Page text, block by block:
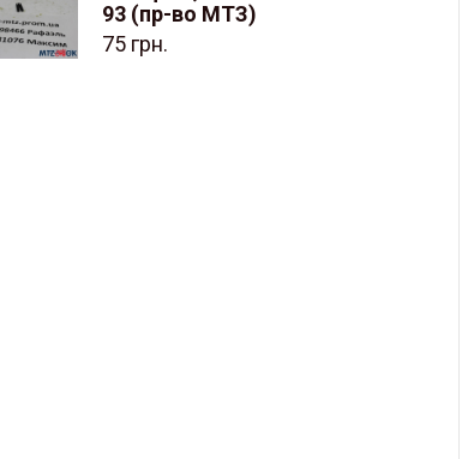
93 (пр-во МТЗ)
75 грн.